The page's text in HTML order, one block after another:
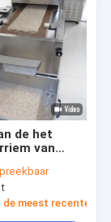
de het
van
de
Drogende
de meest recente